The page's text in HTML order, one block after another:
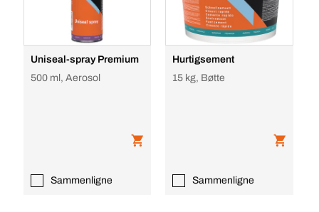
Uniseal-spray Premium
500 ml, Aerosol
Sammenligne
Hurtigsement
15 kg, Bøtte
Sammenligne